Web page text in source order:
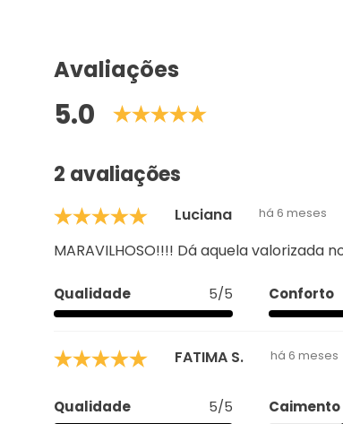
Avaliações
5.0
2 avaliações
Luciana há 6 meses
MARAVILHOSO!!!! Dá aquela
Qualidade 5/5 Conforto
FATIMA S. há 6 meses
Qualidade 5/5 Caimento